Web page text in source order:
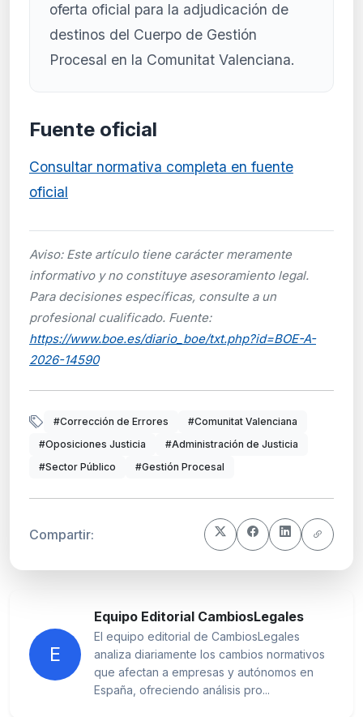
oferta oficial para la adjudicación de
destinos del Cuerpo de Gestión
Procesal en la Comunitat Valenciana.
Fuente oficial
Consultar normativa completa en fuente
oficial
Aviso: Este artículo tiene carácter meramente
informativo y no constituye asesoramiento legal.
Para decisiones específicas, consulte a un
profesional cualificado. Fuente:
https://www.boe.es/diario_boe/txt.php?id=BOE-A-
2026-14590
#Corrección de Errores
#Comunitat Valenciana
#Oposiciones Justicia
#Administración de Justicia
#Sector Público
#Gestión Procesal
Compartir:
E
Equipo Editorial CambiosLegales
El equipo editorial de CambiosLegales
analiza diariamente los cambios normativos
que afectan a empresas y autónomos en
España, ofreciendo análisis pro...